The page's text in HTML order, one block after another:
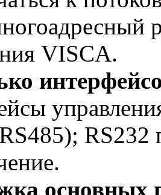
VISCA.
RS232
основных